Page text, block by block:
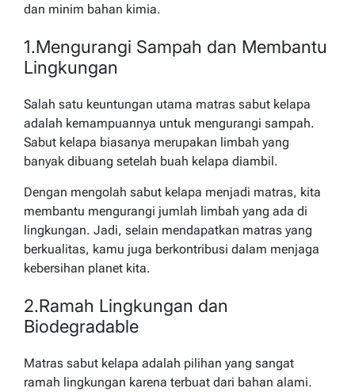
dan minim bahan kimia.
1.Mengurangi Sampah dan Membantu
Lingkungan
Salah satu keuntungan utama matras sabut kelapa
adalah kemampuannya untuk mengurangi sampah.
Sabut kelapa biasanya merupakan limbah yang
banyak dibuang setelah buah kelapa diambil.
Dengan mengolah sabut kelapa menjadi matras, kita
membantu mengurangi jumlah limbah yang ada di
lingkungan. Jadi, selain mendapatkan matras yang
berkualitas, kamu juga berkontribusi dalam menjaga
kebersihan planet kita.
2.Ramah Lingkungan dan
Biodegradable
Matras sabut kelapa adalah pilihan yang sangat
ramah lingkungan karena terbuat dari bahan alami.